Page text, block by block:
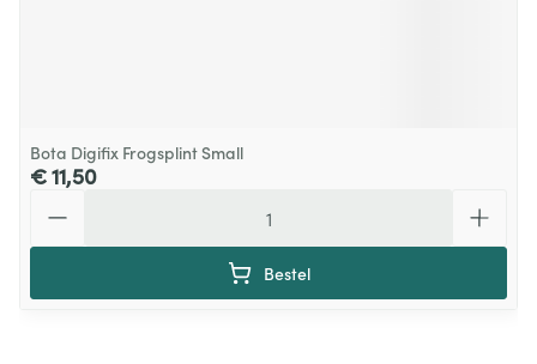
Bota Digifix Frogsplint Small
€ 11,50
Bestel